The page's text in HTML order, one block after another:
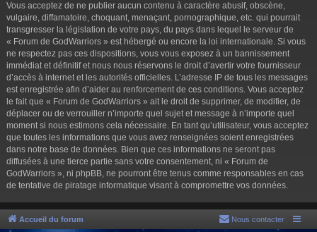
Vous acceptez de ne publier aucun contenu à caractère abusif, obscène,
vulgaire, diffamatoire, choquant, menaçant, pornographique, etc. qui pourrait
transgresser la législation de votre pays, du pays dans lequel le serveur de
« Forum de GodWarriors » est hébergé ou encore la loi internationale. Si vous
ne respectez pas ces dispositions, vous vous exposez à un bannissement
immédiat et définitif et nous nous réservons le droit d’avertir votre fournisseur
d’accès à internet et les autorités officielles. L’adresse IP de tous les messages
est enregistrée afin d’aider au renforcement de ces conditions. Vous acceptez
le fait que « Forum de GodWarriors » ait le droit de supprimer, de modifier, de
déplacer ou de verrouiller n’importe quel sujet et message à n’importe quel
moment si nous estimons cela nécessaire. En tant qu’utilisateur, vous acceptez
que toutes les informations que vous avez renseignées soient enregistrées
dans notre base de données. Bien que ces informations ne seront pas
diffusées à une tierce partie sans votre consentement, ni « Forum de
GodWarriors », ni phpBB, ne pourront être tenus comme responsables en cas
de tentative de piratage informatique visant à compromettre vos données.
Accueil du forum Nous contacter